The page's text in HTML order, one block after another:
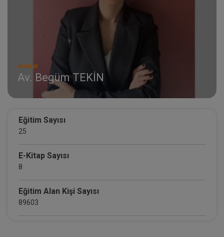
Avukat
Av. Begüm TEKİN
Eğitim Sayısı
25
E-Kitap Sayısı
8
Eğitim Alan Kişi Sayısı
89603